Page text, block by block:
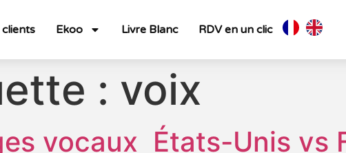
clients Ekoo Livre Blanc RDV en un clic
: voix
vocaux États-Unis vs